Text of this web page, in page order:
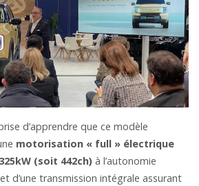
d’apprendre que ce modèle
motorisation « full » électrique
(soit 442ch) à l’autonomie
d’une transmission intégrale assurant